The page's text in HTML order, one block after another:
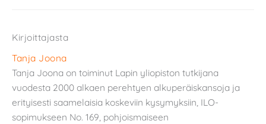
Kirjoittajasta
Tanja Joona
Tanja Joona on toiminut Lapin yliopiston tutkijana
vuodesta 2000 alkaen perehtyen alkuperäiskansoja ja
erityisesti saamelaisia koskeviin kysymyksiin, ILO-
sopimukseen No. 169, pohjoismaiseen